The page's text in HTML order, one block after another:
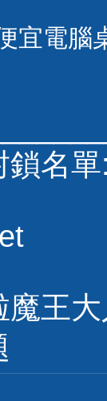
宜電腦
鎖名
魔王